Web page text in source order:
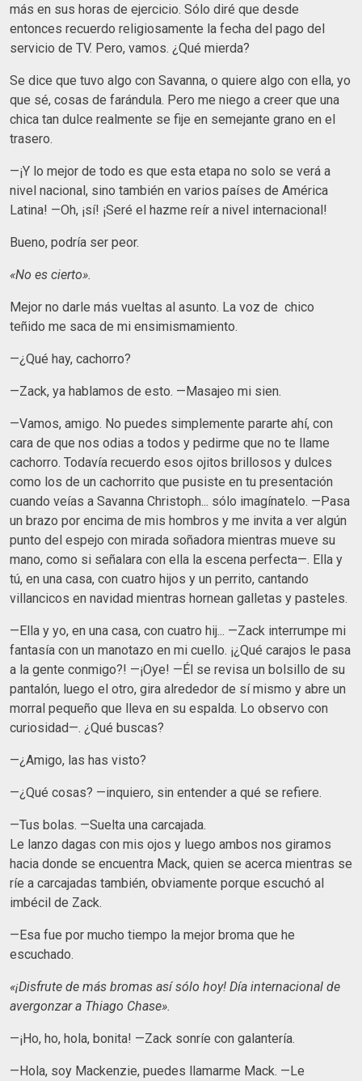
más en sus horas de ejercicio. Sólo diré que desde
entonces recuerdo religiosamente la fecha del pago del
servicio de TV. Pero, vamos. ¿Qué mierda?
Se dice que tuvo algo con Savanna, o quiere algo con ella, yo
que sé, cosas de farándula. Pero me niego a creer que una
chica tan dulce realmente se fije en semejante grano en el
trasero.
—¡Y lo mejor de todo es que esta etapa no solo se verá a
nivel nacional, sino también en varios países de América
Latina! —Oh, ¡sí! ¡Seré el hazme reír a nivel internacional!
Bueno, podría ser peor.
«No es cierto».
Mejor no darle más vueltas al asunto. La voz de chico
teñido me saca de mi ensimismamiento.
—¿Qué hay, cachorro?
—Zack, ya hablamos de esto. —Masajeo mi sien.
—Vamos, amigo. No puedes simplemente pararte ahí, con
cara de que nos odias a todos y pedirme que no te llame
cachorro. Todavía recuerdo esos ojitos brillosos y dulces
como los de un cachorrito que pusiste en tu presentación
cuando veías a Savanna Christoph... sólo imagínatelo. —Pasa
un brazo por encima de mis hombros y me invita a ver algún
punto del espejo con mirada soñadora mientras mueve su
mano, como si señalara con ella la escena perfecta—. Ella y
tú, en una casa, con cuatro hijos y un perrito, cantando
villancicos en navidad mientras hornean galletas y pasteles.
—Ella y yo, en una casa, con cuatro hij... —Zack interrumpe mi
fantasía con un manotazo en mi cuello. ¡¿Qué carajos le pasa
a la gente conmigo?! —¡Oye! —Él se revisa un bolsillo de su
pantalón, luego el otro, gira alrededor de sí mismo y abre un
morral pequeño que lleva en su espalda. Lo observo con
curiosidad—. ¿Qué buscas?
—¿Amigo, las has visto?
—¿Qué cosas? —inquiero, sin entender a qué se refiere.
—Tus bolas. —Suelta una carcajada.
Le lanzo dagas con mis ojos y luego ambos nos giramos
hacia donde se encuentra Mack, quien se acerca mientras se
ríe a carcajadas también, obviamente porque escuchó al
imbécil de Zack.
—Esa fue por mucho tiempo la mejor broma que he
escuchado.
«¡Disfrute de más bromas así sólo hoy! Día internacional de
avergonzar a Thiago Chase».
—¡Ho, ho, hola, bonita! —Zack sonríe con galantería.
—Hola, soy Mackenzie, puedes llamarme Mack. —Le